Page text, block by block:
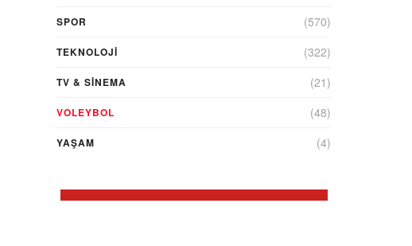
SPOR (570)
TEKNOLOJİ (322)
TV & SINEMA (21)
VOLEYBOL (48)
YAŞAM (4)